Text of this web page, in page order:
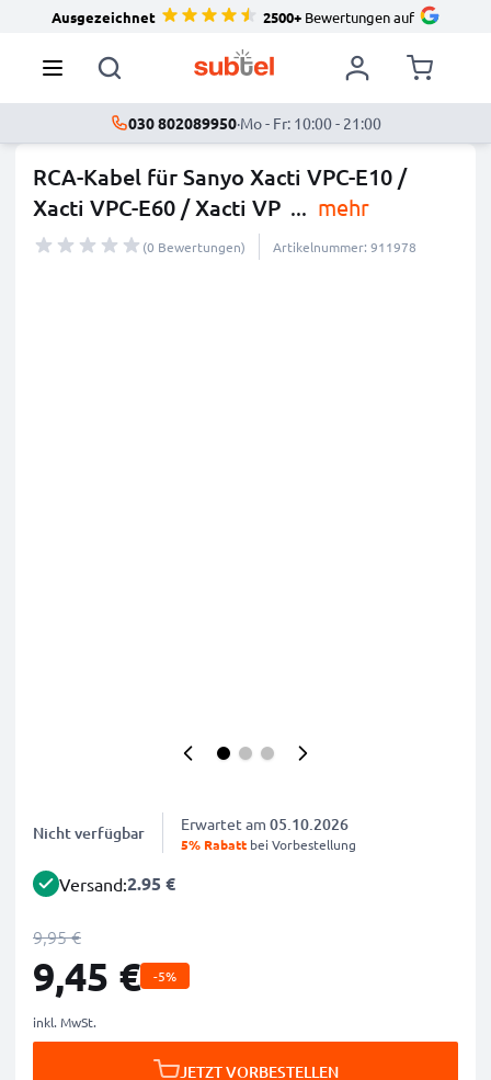
Ausgezeichnet 2500+Bewertungen auf
030 802089950·Mo - Fr: 10:00 - 21:00
RCA-Kabel für Sanyo Xacti VPC-E10 /
Xacti VPC-E60 / Xacti VP ... mehr
(0 Bewertungen) Artikelnummer: 911978
Nicht verfügbar Erwartet am 05.10.2026
5% Rabatt bei Vorbestellung
Versand:2.95 €
9,95 €
9,45 € -5%
inkl. MwSt.
JETZT VORBESTELLEN